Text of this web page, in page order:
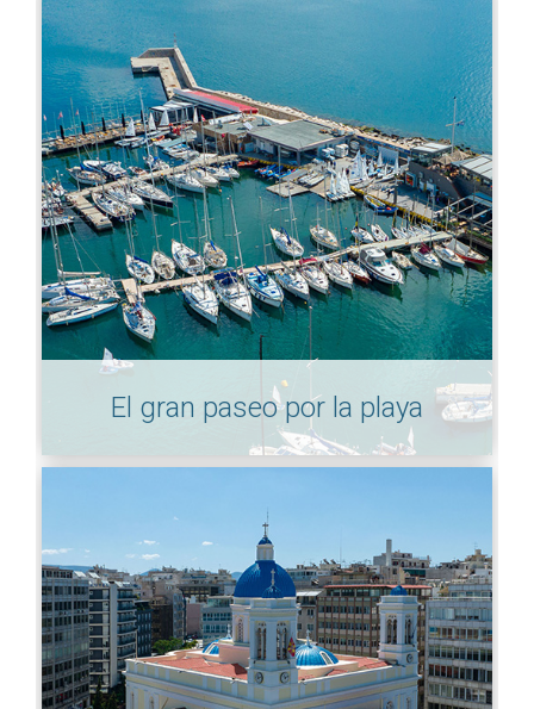
El gran paseo por la playa